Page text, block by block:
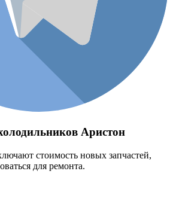
Аристон
стоимость новых запчастей,
для ремонта.